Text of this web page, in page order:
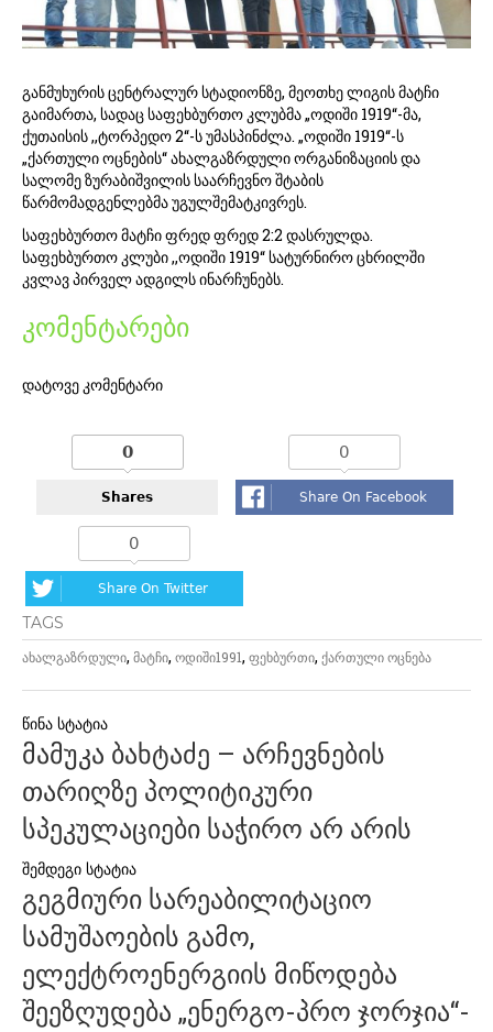
განმუხურის ცენტრალურ სტადიონზე, მეოთხე ლიგის მატჩი
გაიმართა, სადაც საფეხბურთო კლუბმა „ოდიში 1919“-მა,
ქუთაისის ,,ტორპედო 2“-ს უმასპინძლა. „ოდიში 1919“-ს
„ქართული ოცნების“ ახალგაზრდული ორგანიზაციის და
სალომე ზურაბიშვილის საარჩევნო შტაბის
წარმომადგენლებმა უგულშემატკივრეს.
საფეხბურთო მატჩი ფრედ ფრედ 2:2 დასრულდა.
საფეხბურთო კლუბი ,,ოდიში 1919“ სატურნირო ცხრილში
კვლავ პირველ ადგილს ინარჩუნებს.
კომენტარები
დატოვე კომენტარი
0
Shares
0
Share On Facebook
0
Share On Twitter
TAGS
ახალგაზრდული, მატჩი, ოდიში1991, ფეხბურთი, ქართული ოცნება
პოსტის
ნავიგაცია
მამუკა ბახტაძე – არჩევნების
თარიღზე პოლიტიკური
სპეკულაციები საჭირო არ არის
გეგმიური სარეაბილიტაციო
სამუშაოების გამო,
ელექტროენერგიის მიწოდება
შეეზღუდება „ენერგო-პრო ჯორჯია“-